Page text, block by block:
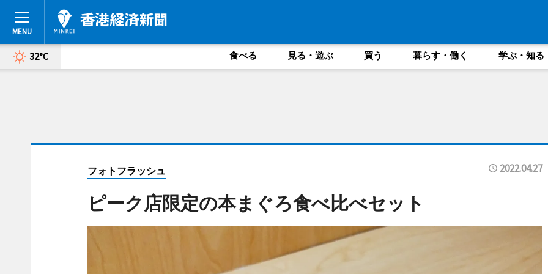
32°C 食べる 見る・遊ぶ 買う 暮らす・働く 学ぶ・知る
フォトフラッシュ 2022.04.27
ピーク店限定の本まぐろ食べ比べセット